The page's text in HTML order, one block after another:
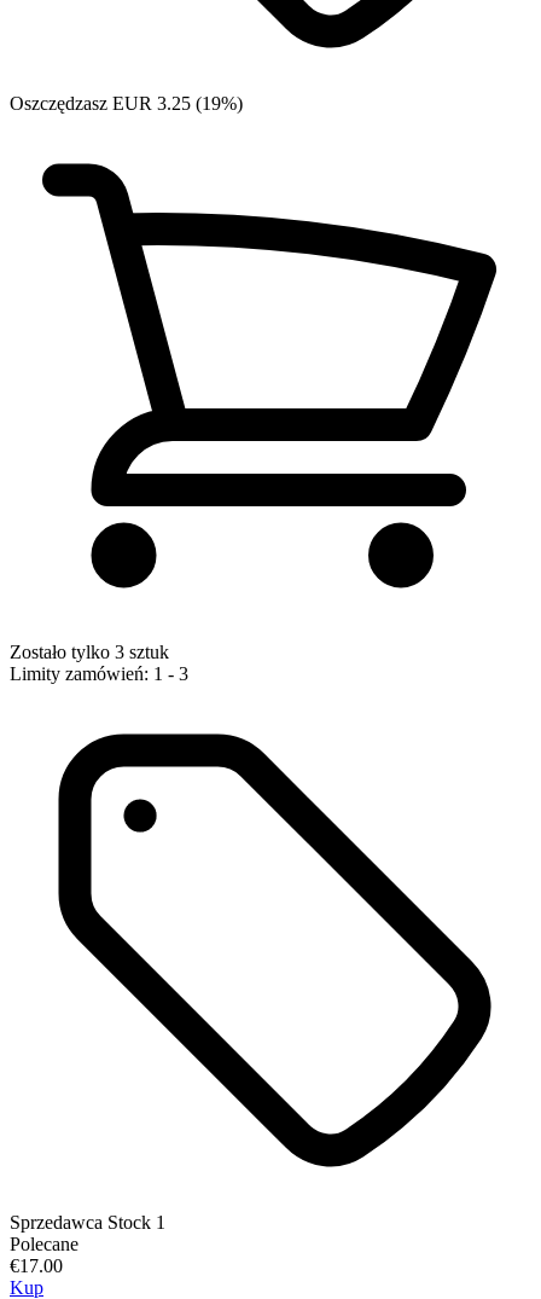
Oszczędzasz EUR 3.25 (19%)
Zostało tylko 3 sztuk
Limity zamówień: 1 - 3
Sprzedawca Stock 1
Polecane
€17.00
Kup